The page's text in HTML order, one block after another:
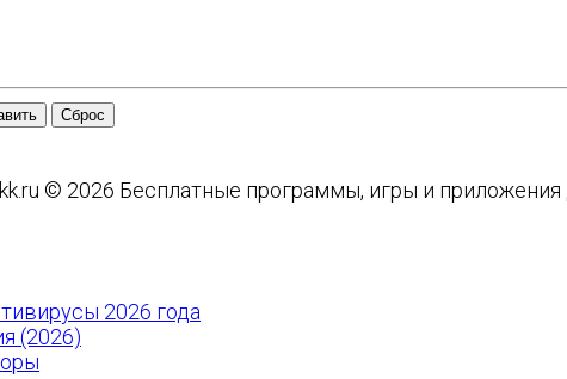
Сброс
© 2026 Бесплатные программы, игры и
2026 года
(2026)